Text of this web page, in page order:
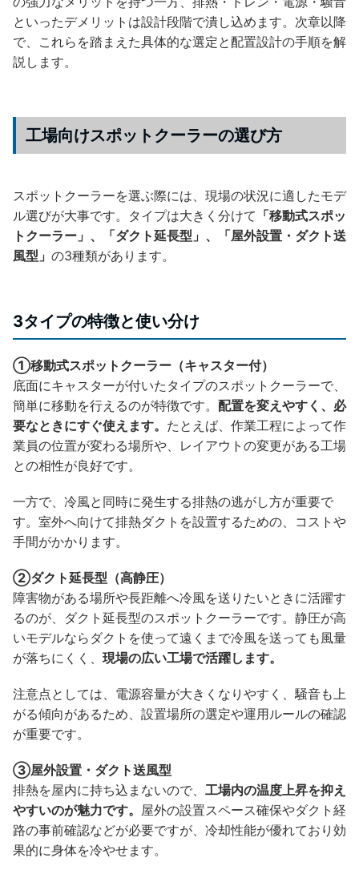
といったデメリットは設計段階で潰し込めます。次章以降
で、これらを踏まえた具体的な選定と配置設計の手順を解
説します。
工場向けスポットクーラーの選び方
スポットクーラーを選ぶ際には、現場の状況に適したモデ
ル選びが大事です。タイプは大きく分けて 「移動式スポッ
トクーラー」、「ダクト延長型」、「屋外設置・ダクト送
風型」 の3種類があります。
3タイプの特徴と使い分け
①移動式スポットクーラー（キャスター付）
底面にキャスターが付いたタイプのスポットクーラーで、
簡単に移動を行えるのが特徴です。 配置を変えやすく、必
要なときにすぐ使えます。 たとえば、作業工程によって作
業員の位置が変わる場所や、レイアウトの変更がある工場
との相性が良好です。
一方で、冷風と同時に発生する排熱の逃がし方が重要で
す。室外へ向けて排熱ダクトを設置するための、コストや
手間がかかります。
②ダクト延長型（高静圧）
障害物がある場所や長距離へ冷風を送りたいときに活躍す
るのが、ダクト延長型のスポットクーラーです。静圧が高
いモデルならダクトを使って遠くまで冷風を送っても風量
が落ちにくく、 現場の広い工場で活躍します。
注意点としては、電源容量が大きくなりやすく、騒音も上
がる傾向があるため、設置場所の選定や運用ルールの確認
が重要です。
③屋外設置・ダクト送風型
排熱を屋内に持ち込まないので、 工場内の温度上昇を抑え
やすいのが魅力です。 屋外の設置スペース確保やダクト経
路の事前確認などが必要ですが、冷却性能が優れており効
果的に身体を冷やせます。